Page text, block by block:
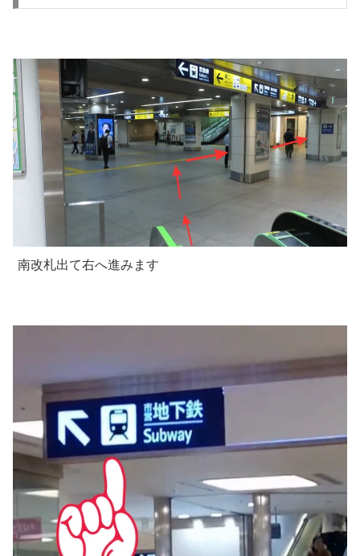
南改札出て右へ進みます